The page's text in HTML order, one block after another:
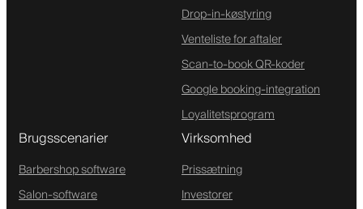
Drop-in-køstyring
Venteliste for aftaler
Scan-to-book QR-koder
Google booking-integration
Loyalitetsprogram
Brugsscenarier
Barbershop software
Salon-software
Virksomhed
Prissætning
Investorer